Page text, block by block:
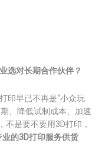
选对长期合作伙伴？
印早已不再是“小众玩
、降低试制成本、加速
是要不要用3D打印，
的3D打印服务供货